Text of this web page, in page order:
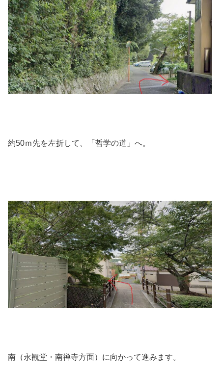
約50ｍ先を左折して、「哲学の道」へ。
南（永観堂・南禅寺方面）に向かって進みます。